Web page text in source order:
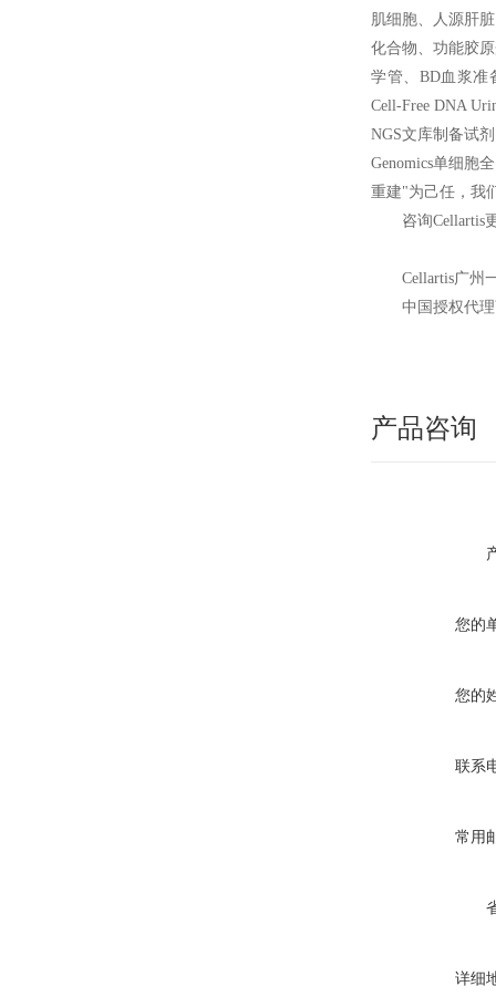
肌细胞、人源肝
化合物、功能胶
学管、BD血浆准
Cell-Free DNA
NGS文库制备试
Genomics单细胞
重建"为己任，我
咨询Cellartis
Cellartis广州
中国授权代
产品咨询
您的
您的
联系
常用
详细